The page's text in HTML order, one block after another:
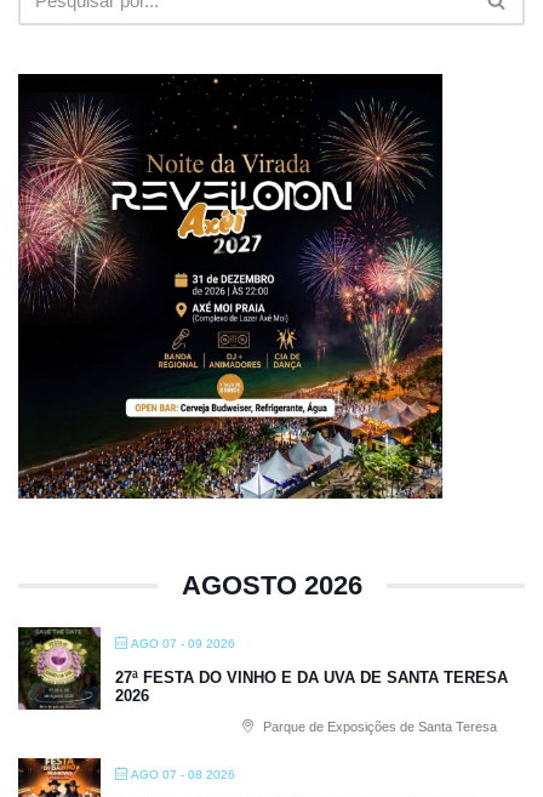
AGOSTO 2026
AGO 07 - 09 2026
27ª FESTA DO VINHO E DA UVA DE SANTA TERESA
2026
Parque de Exposições de Santa Teresa
AGO 07 - 08 2026